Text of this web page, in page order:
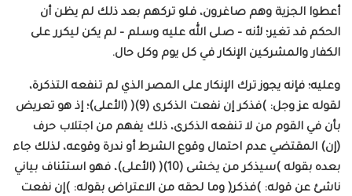
أعطوا الجزية وهم صاغرون، فلو تركهم بعد ذلك لم يظن أن
الحكم قد تغير؛ لأنه – صلى الله عليه وسلم – لم يكن ليكرر على
الكفار والمشركين الإنكار في كل يوم وكل حال.
وعليه؛ فإنه يجوز ترك الإنكار على المصر الذي لم تنفعه التذكرة،
لقوله عز وجل: )فذكر إن نفعت الذكرى (9)( (الأعلى)؛ إذ هو تعريض
بأن في القوم من لا تنفعه الذكرى، ذلك يفهم من اجتلاب حرف
(إن) المقتضي عدم احتمال وقوع الشرط أو ندرة وقوعه، لذلك جاء
بعده بقوله )سيذكر من يخشى (10)( (الأعلى)، فهو استئناف بياني
ناشئ عن قوله: )فذكر( وما لحقه من الاعتراض بقوله: )إن نفعت